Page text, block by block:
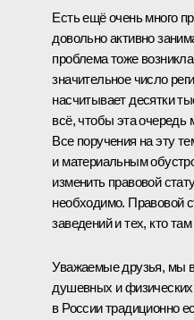
Есть ещё очень много
довольно активно
проблема тоже
значительное число
насчитывает десятки
всё, чтобы эта
Все поручения на эту
и материальным
изменить правовой
необходимо. Правовой
заведений и тех, кто там
Уважаемые друзья, мы
душевных и физических
в России традиционно